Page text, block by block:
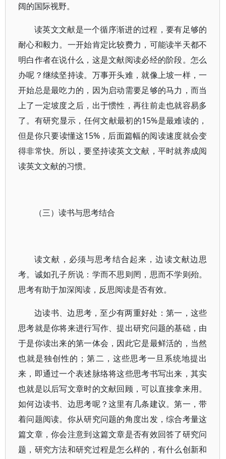
阔的国际视野。
读英文文献是一个循序渐进的过程，要有足够的
耐心和毅力。一开始肯定比较费力，可能读半天都不
明白作者在说什么，这是文献阅读必经的阶段。怎么
办呢？继续坚持读。万事开头难，就像上坡一样，一
开始总是最吃力的，因为启动需要足够的马力，而当
上了一定坡度之后，出于惯性，再往前走也就容易多
了。有研究显示，任何文献最初的15%是最难读的，
但是你只要读懂这15%，后面篇幅的阅读速度就会变
得非常快。所以，要坚持读英文文献，平时就养成阅
读英文文献的习惯。
（三）读书与思考结合
读文献，必须与思考结合起来，边读文献边思
考。诚如孔子所说：学而不思则罔，思而不学则殆。
思考有助于加深阅读，反思阅读是否有效。
边读书、边思考，至少有两重好处：第一，这些
思考就是你将来进行写作、提出研究问题的基础，由
于是你读出来的第一体会，因此它是最鲜活的，当然
也就是独创性的；第二，这些思考一旦系统地提出
来，即通过一个表述脉络将这些思考书写出来，其实
也就是以后写文章时的文献回顾，可以直接拿来用。
如何边读书、边思考呢？这里有几条建议。第一，带
着问题阅读。你从研究问题的角度出发，综合考量这
篇文章，你会注意到这篇文章是否有效回答了研究问
题，研究方法和研究过程是怎么样的，有什么创新和